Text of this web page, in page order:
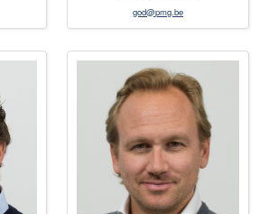
god@pmg.be